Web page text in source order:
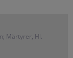
Märtyrer, Hl.